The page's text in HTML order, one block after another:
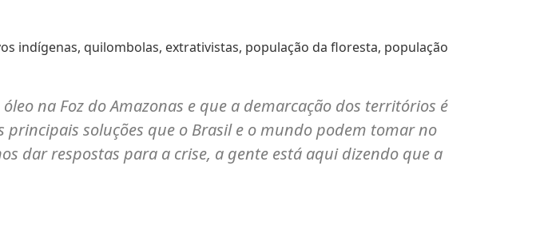
indígenas, quilombolas, extrativistas, população da floresta, população
na Foz do Amazonas e que a demarcação dos territórios é
soluções que o Brasil e o mundo podem tomar no
dar respostas para a crise, a gente está aqui dizendo que a